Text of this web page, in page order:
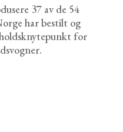
37 av de 54
har bestilt og
for